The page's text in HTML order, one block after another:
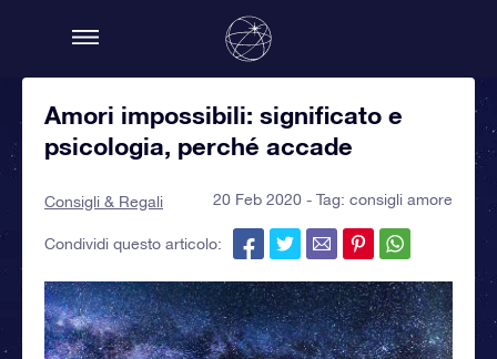
Amori impossibili: significato e
psicologia, perché accade
Consigli & Regali 20 Feb 2020 - Tag: consigli amore
Condividi questo articolo: